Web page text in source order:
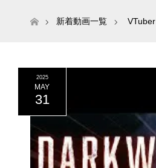
ホーム新着動画一覧 VTuber
2025
MAY
31